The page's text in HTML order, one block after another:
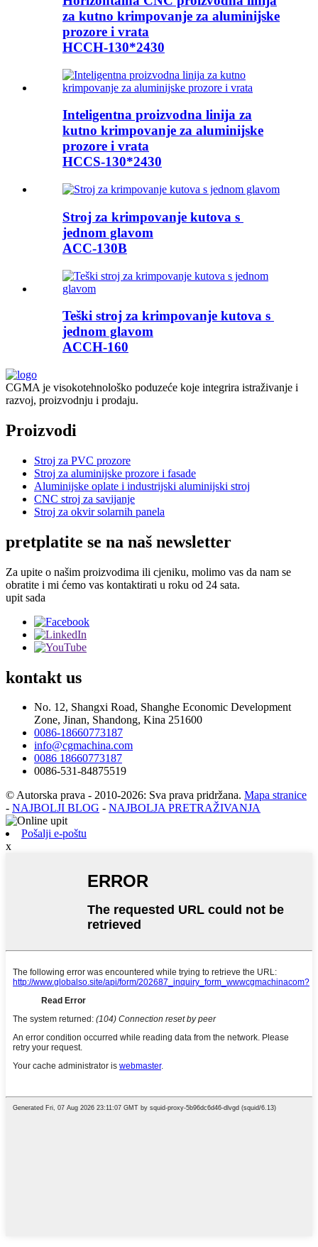
za kutno krimpovanje za aluminijske
prozore i vrata
HCCH-130*2430
Inteligentna proizvodna linija za
kutno krimpovanje za aluminijske
prozore i vrata
HCCS-130*2430
Stroj za krimpovanje kutova s ​​
jednom glavom
ACC-130B
Teški stroj za krimpovanje kutova s ​​
jednom glavom
ACCH-160
CGMA je visokotehnološko poduzeće koje integrira istraživanje i
razvoj, proizvodnju i prodaju.
Proizvodi
Stroj za PVC prozore
Stroj za aluminijske prozore i fasade
Aluminijske oplate i industrijski aluminijski stroj
CNC stroj za savijanje
Stroj za okvir solarnih panela
pretplatite se na naš newsletter
Za upite o našim proizvodima ili cjeniku, molimo vas da nam se
obratite i mi ćemo vas kontaktirati u roku od 24 sata.
upit sada
kontakt us
No. 12, Shangxi Road, Shanghe Economic Development
Zone, Jinan, Shandong, Kina 251600
0086-18660773187
info@cgmachina.com
0086 18660773187
0086-531-84875519
© Autorska prava - 2010-2026: Sva prava pridržana. Mapa stranice
- NAJBOLJI BLOG - NAJBOLJA PRETRAŽIVANJA
Pošalji e-poštu
x